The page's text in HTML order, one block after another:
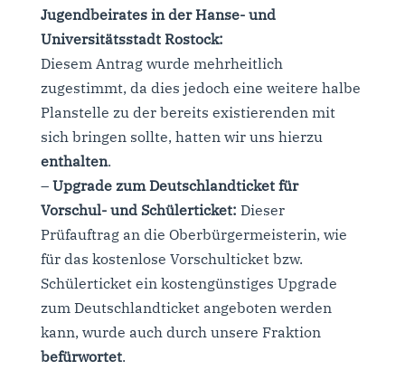
Jugendbeirates in der Hanse- und
Universitätsstadt Rostock:
Diesem Antrag wurde mehrheitlich
zugestimmt, da dies jedoch eine weitere halbe
Planstelle zu der bereits existierenden mit
sich bringen sollte, hatten wir uns hierzu
enthalten.
– Upgrade zum Deutschlandticket für
Vorschul- und Schülerticket: Dieser
Prüfauftrag an die Oberbürgermeisterin, wie
für das kostenlose Vorschulticket bzw.
Schülerticket ein kostengünstiges Upgrade
zum Deutschlandticket angeboten werden
kann, wurde auch durch unsere Fraktion
befürwortet.